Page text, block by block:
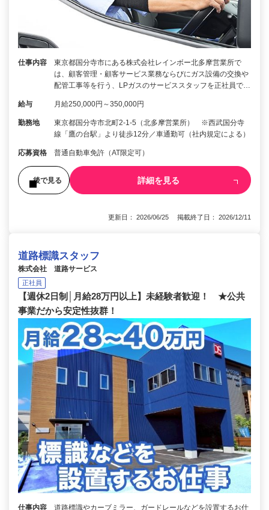
仕事内容
東京都国分寺市にある株式会社レインボー北多摩営業所で
は、顧客管理・顧客サービス業務ならびにガス設備の交換や
配管工事等を行う、LPガスのサービススタッフを正社員で…
給与 月給250,000円～350,000円
勤務地
東京都国分寺市北町2-1-5（北多摩営業所） ※西武国分寺
線「鷹の台駅」より徒歩12分／車通勤可（社内規定による）
応募資格 普通自動車免許（AT限定可）
後で見る 詳細を見る
更新日： 2026/06/25 掲載終了日： 2026/12/11
道路標識スタッフ
株式会社 道路サービス
正社員
【週休2日制│月給28万円以上】未経験者歓迎！ ★公共
事業だから安定性抜群！
仕事内容 道路標識やカーブミラー、ガードレールなどを設置するお仕